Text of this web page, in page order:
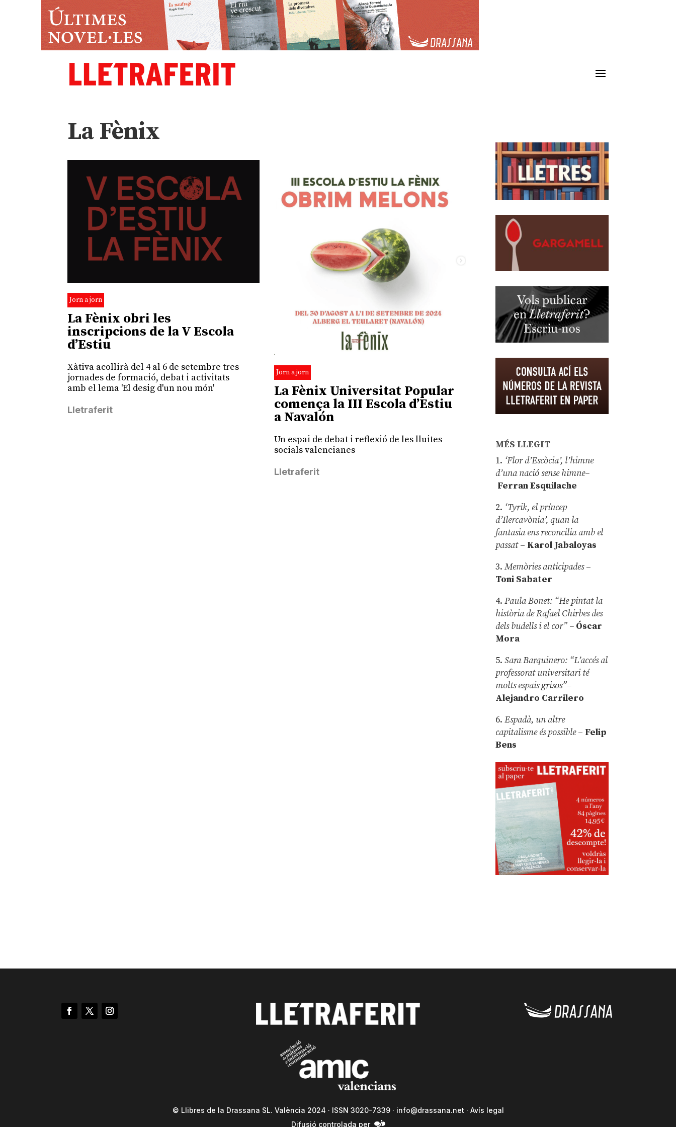
La Fènix
Jorn a jorn
La Fènix obri les
inscripcions de la V Escola
d’Estiu
Xàtiva acollirà del 4 al 6 de setembre tres
jornades de formació, debat i activitats
amb el lema 'El desig d'un nou món'
Lletraferit
Jorn a jorn
La Fènix Universitat Popular
comença la III Escola d’Estiu
a Navalón
Un espai de debat i reflexió de les lluites
socials valencianes
Lletraferit
MÉS LLEGIT
1. ‘Flor d’Escòcia’, l’himne
d’una nació sense himne–
Ferran Esquilache
2. ‘Tyrik, el príncep
d’Ilercavònia’, quan la
fantasia ens reconcilia amb el
passat– Karol Jabaloyas
3.Memòries anticipades–
Toni Sabater
4.Paula Bonet: “He pintat la
història de Rafael Chirbes des
dels budells i el cor” – Óscar
Mora
5.Sara Barquinero: “L’accés al
professorat universitari té
molts espais grisos”–
Alejandro Carrilero
6.Espadà, un altre
capitalisme és possible – Felip
Bens
© Llibres de la Drassana SL. València 2024 · ISSN 3020-7339 · info@drassana.net · Avís legal
Difusió controlada per